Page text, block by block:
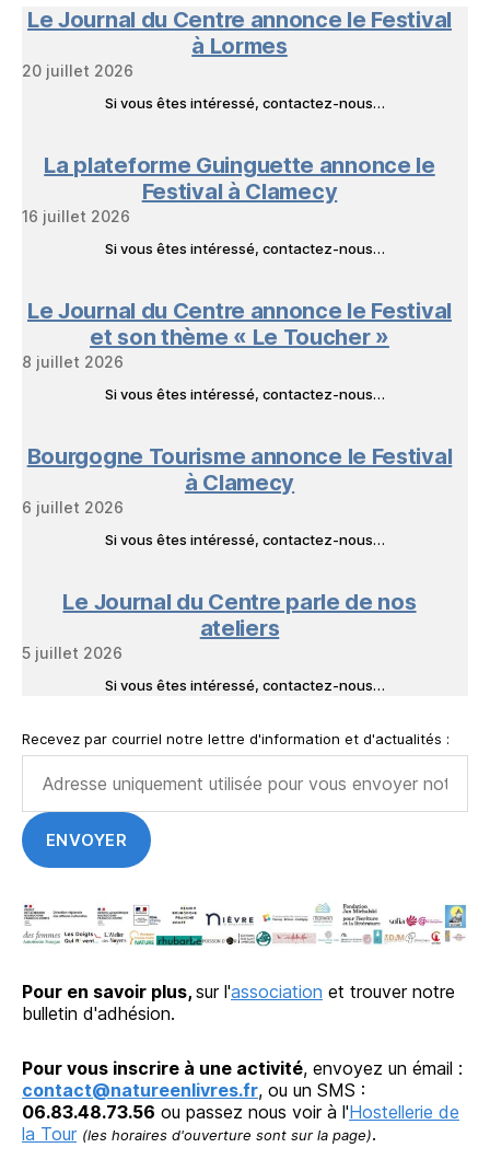
Livres
Le Journal du Centre annonce le Festival
à Lormes
20 juillet 2026
Si vous êtes intéressé, contactez-nous…
La plateforme Guinguette annonce le
Festival à Clamecy
16 juillet 2026
Si vous êtes intéressé, contactez-nous…
Le Journal du Centre annonce le Festival
et son thème « Le Toucher »
8 juillet 2026
Si vous êtes intéressé, contactez-nous…
Bourgogne Tourisme annonce le Festival
à Clamecy
6 juillet 2026
Si vous êtes intéressé, contactez-nous…
Le Journal du Centre parle de nos
ateliers
5 juillet 2026
Si vous êtes intéressé, contactez-nous…
Recevez par courriel notre lettre d'information et d'actualités :
Pour en savoir plus, sur l'association et trouver notre
bulletin d'adhésion.
Pour vous inscrire à une activité, envoyez un émail :
contact@natureenlivres.fr, ou un SMS :
06.83.48.73.56 ou passez nous voir à l'Hostellerie de
la Tour (les horaires d'ouverture sont sur la page).